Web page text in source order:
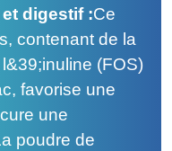
digestif :Ce
contenant de la
(FOS)
favorise une
une
poudre de